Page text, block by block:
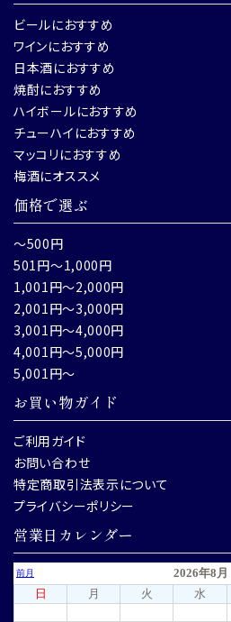
ビールにおすすめ
ワインにおすすめ
日本酒におすすめ
焼酎におすすめ
ハイボールにおすすめ
チューハイにおすすめ
マッコリにおすすめ
梅酒にオススメ
価格で選ぶ
～500円
501円～1,000円
1,001円～2,000円
2,001円～3,000円
3,001円～4,000円
4,001円～5,000円
5,001円～
お買い物ガイド
ご利用ガイド
お問い合わせ
特定商取引法表示について
プライバシーポリシー
営業日カレンダー